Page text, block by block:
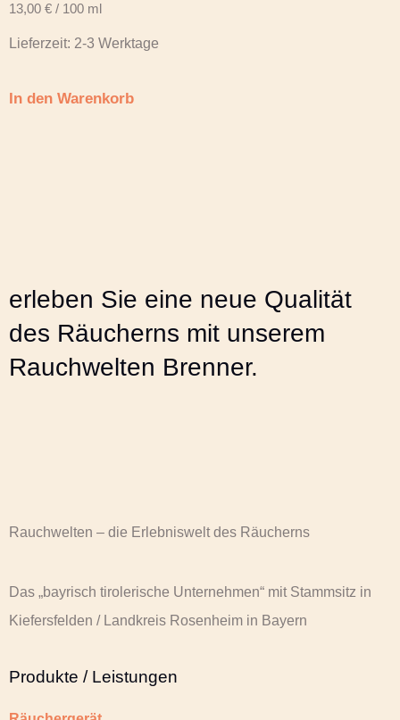
13,00 € / 100 ml
Lieferzeit: 2-3 Werktage
In den Warenkorb
erleben Sie eine neue Qualität
des Räucherns mit unserem
Rauchwelten Brenner.
Rauchwelten – die Erlebniswelt des Räucherns
Das „bayrisch tirolerische Unternehmen“ mit Stammsitz in
Kiefersfelden / Landkreis Rosenheim in Bayern
Produkte / Leistungen